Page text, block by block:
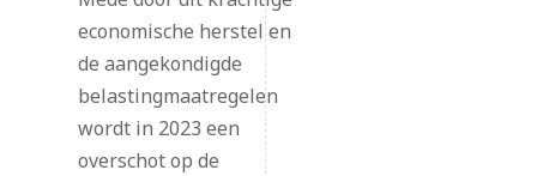
economische herstel en
de aangekondigde
belastingmaatregelen
wordt in 2023 een
overschot op de